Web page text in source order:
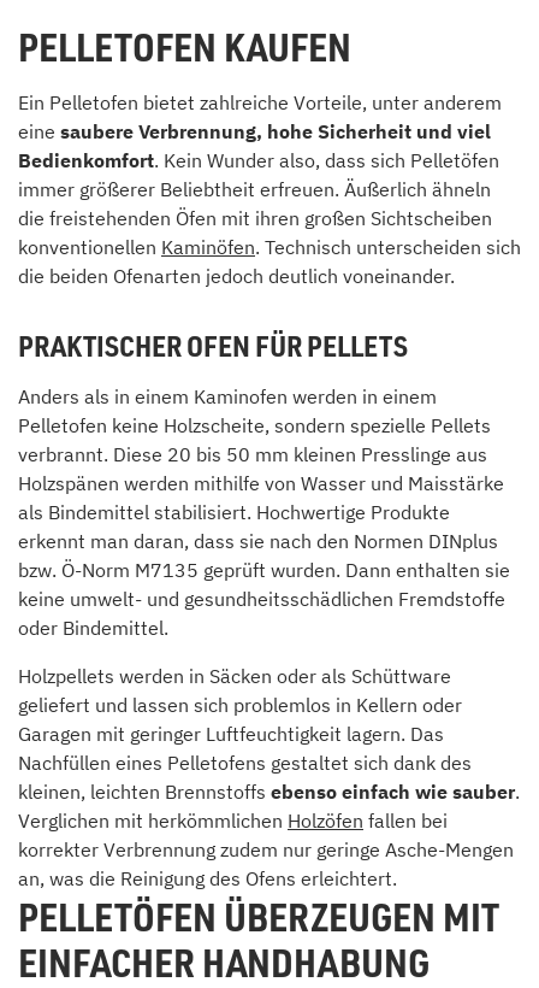
PELLETOFEN KAUFEN
Ein Pelletofen bietet zahlreiche Vorteile, unter anderem
eine saubere Verbrennung, hohe Sicherheit und viel
Bedienkomfort. Kein Wunder also, dass sich Pelletöfen
immer größerer Beliebtheit erfreuen. Äußerlich ähneln
die freistehenden Öfen mit ihren großen Sichtscheiben
konventionellen Kaminöfen. Technisch unterscheiden sich
die beiden Ofenarten jedoch deutlich voneinander.
PRAKTISCHER OFEN FÜR PELLETS
Anders als in einem Kaminofen werden in einem
Pelletofen keine Holzscheite, sondern spezielle Pellets
verbrannt. Diese 20 bis 50 mm kleinen Presslinge aus
Holzspänen werden mithilfe von Wasser und Maisstärke
als Bindemittel stabilisiert. Hochwertige Produkte
erkennt man daran, dass sie nach den Normen DINplus
bzw. Ö-Norm M7135 geprüft wurden. Dann enthalten sie
keine umwelt- und gesundheitsschädlichen Fremdstoffe
oder Bindemittel.
Holzpellets werden in Säcken oder als Schüttware
geliefert und lassen sich problemlos in Kellern oder
Garagen mit geringer Luftfeuchtigkeit lagern. Das
Nachfüllen eines Pelletofens gestaltet sich dank des
kleinen, leichten Brennstoffs ebenso einfach wie sauber.
Verglichen mit herkömmlichen Holzöfen fallen bei
korrekter Verbrennung zudem nur geringe Asche-Mengen
an, was die Reinigung des Ofens erleichtert.
PELLETÖFEN ÜBERZEUGEN MIT
EINFACHER HANDHABUNG